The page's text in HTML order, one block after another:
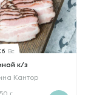
Вс
к/з
Кантор